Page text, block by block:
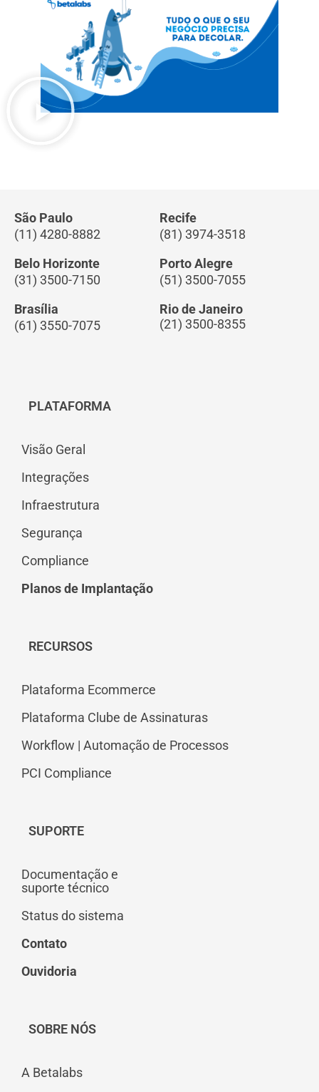
São Paulo
(11) 4280-8882
Recife
(81) 3974-3518
Belo Horizonte
(31) 3500-7150
Porto Alegre
(51) 3500-7055
Brasília
(61) 3550-7075
Rio de Janeiro
(21) 3500-8355
PLATAFORMA
Visão Geral
Integrações
Infraestrutura
Segurança
Compliance
Planos de Implantação
RECURSOS
Plataforma Ecommerce
Plataforma Clube de Assinaturas
Workflow | Automação de Processos
PCI Compliance
SUPORTE
Documentação e
suporte técnico
Status do sistema
Contato
Ouvidoria
SOBRE NÓS
A Betalabs